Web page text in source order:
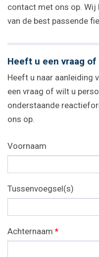
contact met ons op. Wij
van de best passende
Heeft u een vraag
Heeft u naar aanleiding
een vraag of wilt u
onderstaande
ons op.
Voornaam
Tussenvoegsel(s)
Achternaam *